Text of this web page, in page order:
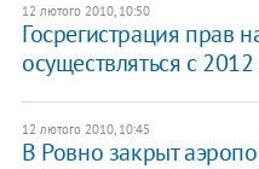
12 лютого 2010, 10:50
Госрегистрация прав
осуществляться с 2012
12 лютого 2010, 10:45
В Ровно закрыт